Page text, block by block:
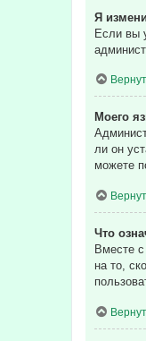
Я
Если вы
Моего
ли он
можете
Что
Вместе
на то,